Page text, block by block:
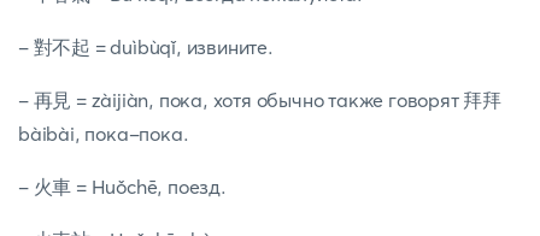
- 對不起 = duìbùqǐ, извините.
- 再見 = zàijiàn, пока, хотя обычно также говорят 拜拜
bàibài, пока-пока.
- 火車 = Huǒchē, поезд.